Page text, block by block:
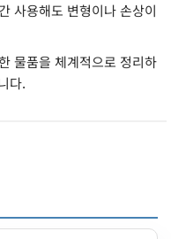
사용해도 변형이나 손상이
물품을 체계적으로 정리하
다.